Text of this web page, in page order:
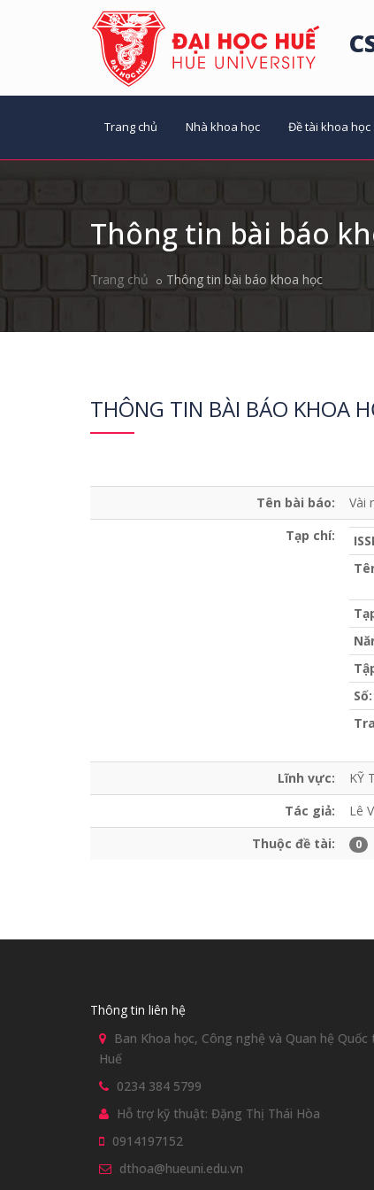
Trang chủ Nhà khoa học Đề tài khoa học
Thông tin bài báo
Trang chủ Thông tin bài báo khoa học
THÔNG TIN BÀI BÁO KHOA
Tên bài báo:
Vài
Tạp chí:
Số:
Lĩnh vực:
KỸ
Tác giả:
Lê
Thuộc đề tài:
0
Thông tin liên hệ
Ban Khoa học, Công nghệ và Quan hệ
Huế
0234 384 5799
Hỗ trợ kỹ thuật: Đặng Thị Thái Hòa
0914197152
dthoa@hueuni.edu.vn